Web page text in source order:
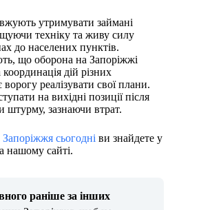
утримувати займані
техніку та живу силу
до населених пунктів.
що оборона на Запоріжжі
дій різних
ворогу реалізувати свої плани.
на вихідні позиції після
штурму, зазнаючи втрат.
сьогодні ви знайдете у
нашому сайті.
раніше за інших